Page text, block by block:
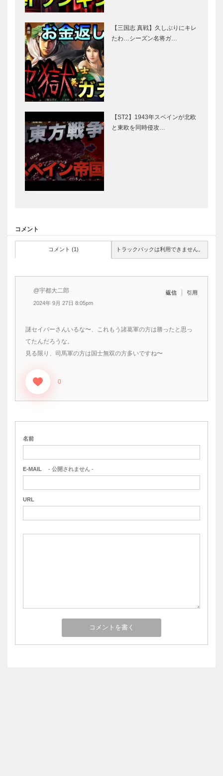
【三国志 真戦】久しぶりにキレ
たわ…シーズン名将ガ…
【ST2】1943年スペインが北欧
と東欧を同時侵攻…
コメント
コメント (1) トラックバックは利用できません。
@宇都大二郎
2024年 9月 27日 8:05pm
返信 引用
謎セイバーさんいるな〜、これもう諸葛軍の方は勝ったと思っ
てたんだろうな。
見る限り、司馬軍の方は国士無双の方多いですね〜
0
名前
E-MAIL - 公開されません -
URL